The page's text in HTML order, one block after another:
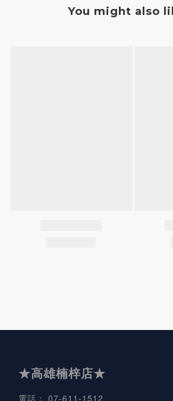
You might also
★高雄楠梓店★
電話 ： 07-611-1512